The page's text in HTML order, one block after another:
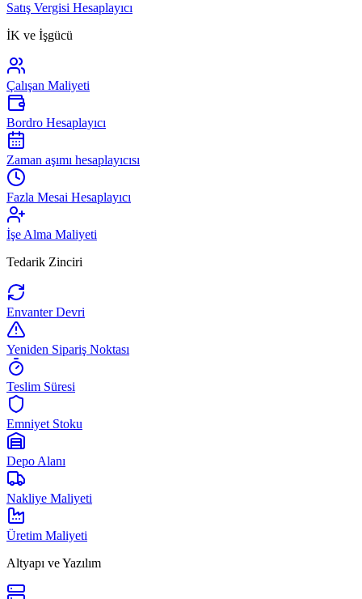
Satış Vergisi Hesaplayıcı
İK ve İşgücü
Çalışan Maliyeti
Bordro Hesaplayıcı
Zaman aşımı hesaplayıcısı
Fazla Mesai Hesaplayıcı
İşe Alma Maliyeti
Tedarik Zinciri
Envanter Devri
Yeniden Sipariş Noktası
Teslim Süresi
Emniyet Stoku
Depo Alanı
Nakliye Maliyeti
Üretim Maliyeti
Altyapı ve Yazılım